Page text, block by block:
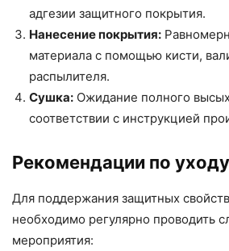
адгезии защитного покрытия.
Нанесение покрытия:
материала с помощью кисти,
распылителя.
Сушка: Ожидание полного
соответствии с инструкцией
Рекомендации по уходу
Для поддержания защитных
необходимо регулярно проводить
мероприятия: